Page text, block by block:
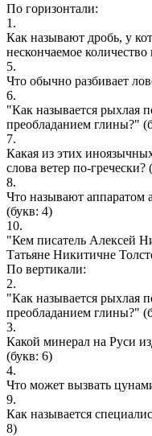
По горизонтали:
1.
Как называют дробь, у
нескончаемое
5.
Что обычно разбивает
6.
"Как называется рыхлая
преобладанием глины?"
7.
Какая из этих
слова ветер по-гречески?
8.
Что называют аппаратом
(букв: 4)
10.
"Кем писатель Алексей
Татьяне Никитичне
По вертикали:
2.
"Как называется рыхлая
преобладанием глины?"
3.
Какой минерал на Руси
(букв: 6)
4.
Что может вызвать
9.
Как называется
8)